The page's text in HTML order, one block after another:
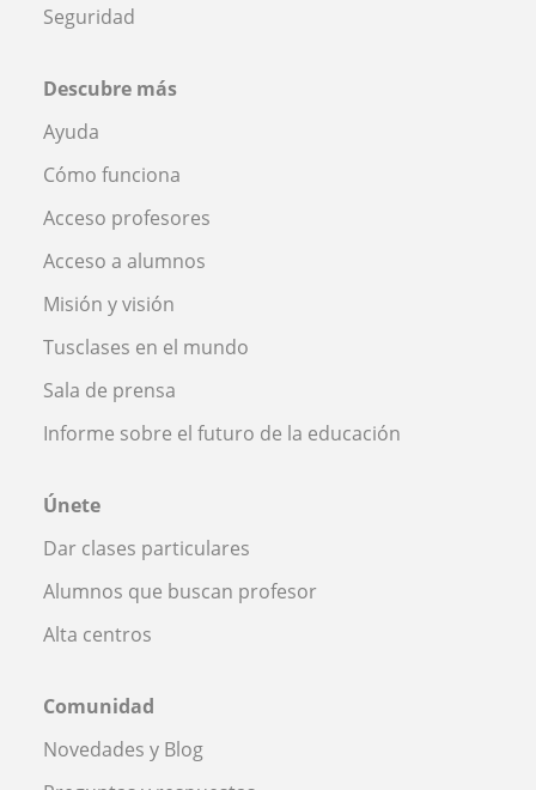
Seguridad
Descubre más
Ayuda
Cómo funciona
Acceso profesores
Acceso a alumnos
Misión y visión
Tusclases en el mundo
Sala de prensa
Informe sobre el futuro de la educación
Únete
Dar clases particulares
Alumnos que buscan profesor
Alta centros
Comunidad
Novedades y Blog